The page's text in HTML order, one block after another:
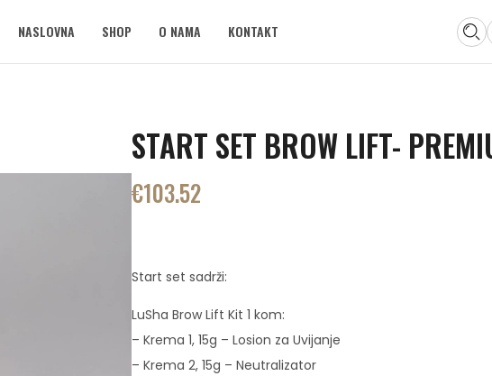
NASLOVNA SHOP O NAMA KONTAKT
START SET BROW LIFT-
€103.52
Start set sadrži:
LuSha Brow Lift Kit 1 kom:
– Krema 1, 15g – Losion za Uvijanje
– Krema 2, 15g – Neutralizator